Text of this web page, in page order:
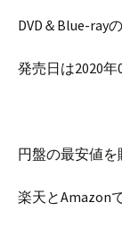
DVD＆Blue-ray
発売日は2020年
円盤の最安値を
楽天とAmazon